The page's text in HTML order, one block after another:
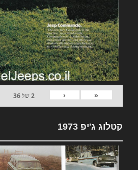
«
‹
2של36
קטלוג ג'יפ 1973